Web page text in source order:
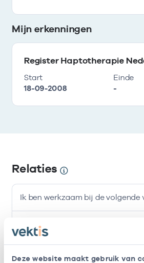
Deze website maakt gebruik van
Mijn erkenningen
Register Haptotherapie
Start
18-09-2008
Einde
-
Relaties
Ik ben werkzaam bij de volgende
Praktijk Voor
Haptotherapie
Haptotherapie